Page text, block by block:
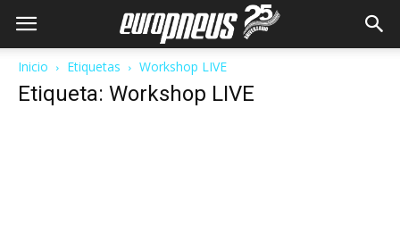
Inicio Etiquetas Workshop LIVE
Etiqueta: Workshop LIVE